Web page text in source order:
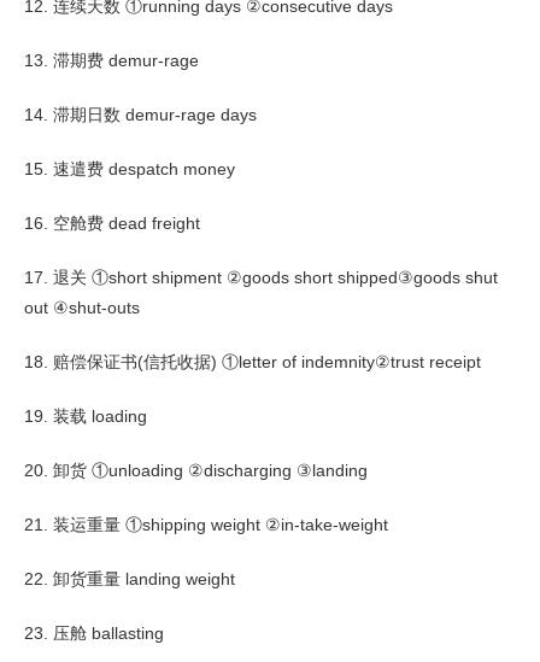
12. 连续天数 ①running days ②consecutive days
13. 滞期费 demur-rage
14. 滞期日数 demur-rage days
15. 速遣费 despatch money
16. 空舱费 dead freight
17. 退关 ①short shipment ②goods short shipped③goods shut
out ④shut-outs
18. 赔偿保证书(信托收据) ①letter of indemnity②trust receipt
19. 装载 loading
20. 卸货 ①unloading ②discharging ③landing
21. 装运重量 ①shipping weight ②in-take-weight
22. 卸货重量 landing weight
23. 压舱 ballasting